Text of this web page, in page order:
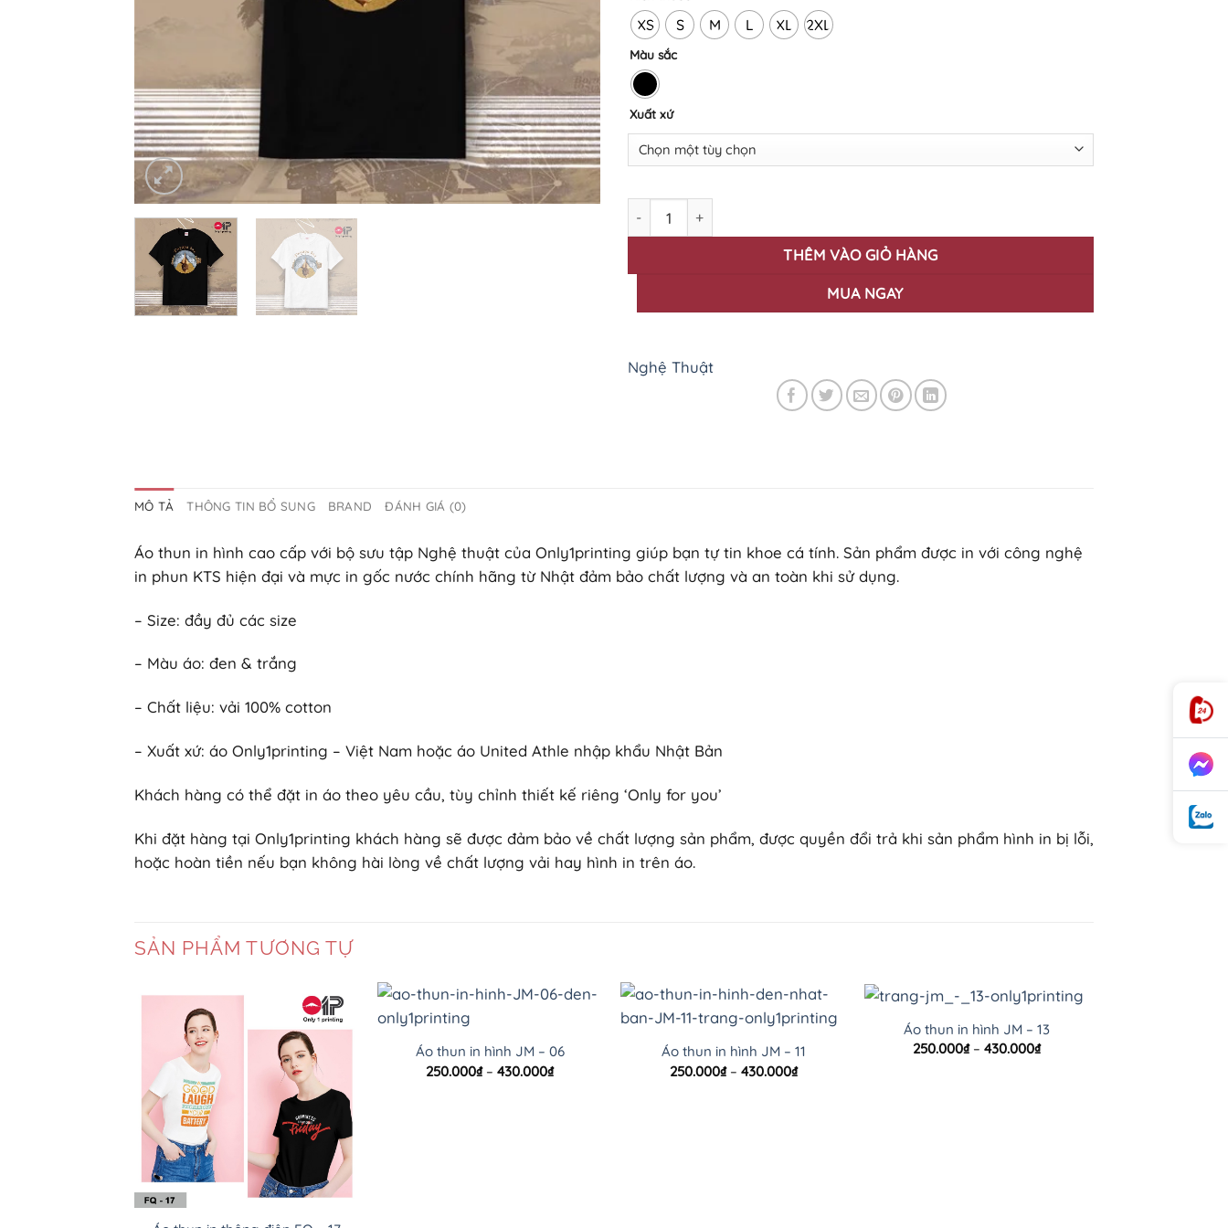
XS S M L XL 2XL
Màu sắc
Xuất xứ
THÊM VÀO GIỎ HÀNG
MUA NGAY
Nghệ Thuật
MÔ TẢ THÔNG TIN BỔ SUNG BRAND ĐÁNH GIÁ (0)
Áo thun in hình cao cấp với bộ sưu tập Nghệ thuật của Only1printing giúp bạn tự tin khoe cá tính. Sản phẩm được in với công nghệ
in phun KTS hiện đại và mực in gốc nước chính hãng từ Nhật đảm bảo chất lượng và an toàn khi sử dụng.
– Size: đầy đủ các size
– Màu áo: đen & trắng
– Chất liệu: vải 100% cotton
– Xuất xứ: áo Only1printing – Việt Nam hoặc áo United Athle nhập khẩu Nhật Bản
Khách hàng có thể đặt in áo theo yêu cầu, tùy chỉnh thiết kế riêng ‘Only for you’
Khi đặt hàng tại Only1printing khách hàng sẽ được đảm bảo về chất lượng sản phẩm, được quyền đổi trả khi sản phẩm hình in bị lỗi,
hoặc hoàn tiền nếu bạn không hài lòng về chất lượng vải hay hình in trên áo.
SẢN PHẨM TƯƠNG TỰ
Áo thun in hình JM – 06
250.000₫ – 430.000₫Khoảng
Áo thun in hình JM – 11
250.000₫ – 430.000₫Khoảng
Áo thun in hình JM – 13
250.000₫ – 430.000₫Khoảng